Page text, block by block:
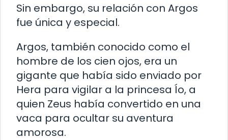
Sin embargo, su relación con Argos
fue única y especial.
Argos, también conocido como el
hombre de los cien ojos, era un
gigante que había sido enviado por
Hera para vigilar a la princesa Ío, a
quien Zeus había convertido en una
vaca para ocultar su aventura
amorosa.